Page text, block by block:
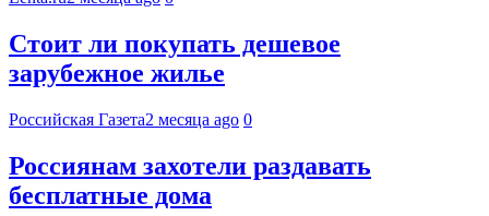
Стоит ли покупать дешевое
зарубежное жилье
Российская Газета2 месяца ago 0
Россиянам захотели раздавать
бесплатные дома